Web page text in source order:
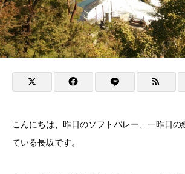
こんにちは、昨日のソフトバレー、一昨日の
ている長坂です。